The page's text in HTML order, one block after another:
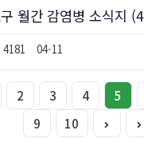
월간 감염병 소식지
04-11
2 3 4 5
9
10